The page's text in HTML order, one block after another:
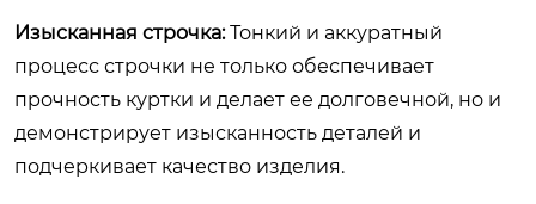
Изысканная строчка:Тонкий и аккуратный
процесс строчки не только обеспечивает
прочность куртки и делает ее долговечной, но и
демонстрирует изысканность деталей и
подчеркивает качество изделия.